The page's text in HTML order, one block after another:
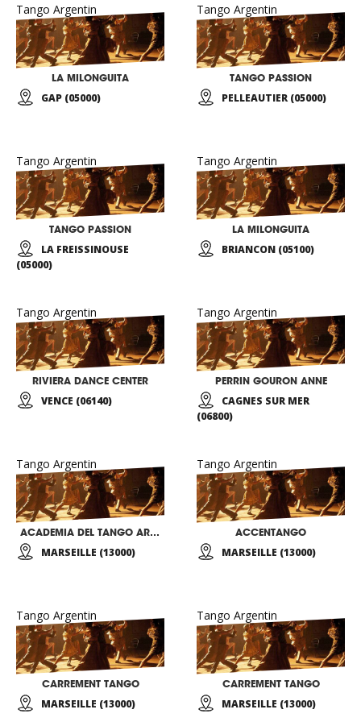
Tango Argentin
LA MILONGUITA
GAP (05000)
Tango Argentin
TANGO PASSION
PELLEAUTIER (05000)
Tango Argentin
TANGO PASSION
LA FREISSINOUSE
(05000)
Tango Argentin
LA MILONGUITA
BRIANCON (05100)
Tango Argentin
RIVIERA DANCE CENTER
VENCE (06140)
Tango Argentin
PERRIN GOURON ANNE
CAGNES SUR MER
(06800)
Tango Argentin
ACADEMIA DEL TANGO ARGENTINO
MARSEILLE (13000)
Tango Argentin
ACCENTANGO
MARSEILLE (13000)
Tango Argentin
CARREMENT TANGO
MARSEILLE (13000)
Tango Argentin
CARREMENT TANGO
MARSEILLE (13000)